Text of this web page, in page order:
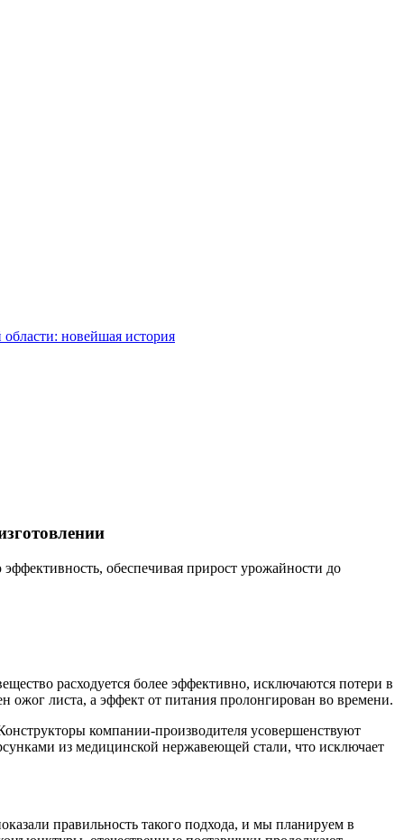
области: новейшая история
обеспечивая прирост урожайности до
расходуется более эффективно, исключаются потери в
ожог листа, а эффект от питания пролонгирован во времени.
компании-производителя усовершенствуют
из медицинской нержавеющей стали, что исключает
правильность такого подхода, и мы планируем в